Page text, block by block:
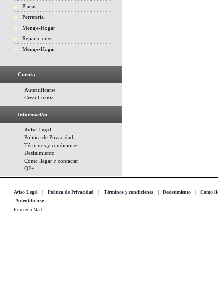
Placas
Ferretería
Menaje-Hogar
Reparaciones
Menaje-Hogar
Cuenta
Autentificarse
Crear Cuenta
Información
Aviso Legal
Politica de Privacidad
Términos y condiciones
Desistimiento
Como llegar y contactar
QF+
Aviso Legal | Politica de Privacidad | Términos y condiciones | Desistimiento | Como
Autentificarse
Ferreteria Marti